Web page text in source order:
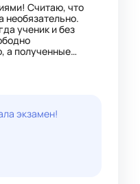
Считаю, что
необязательно.
ученик и без
а полученные
показывают
наглядно,
экзамен!